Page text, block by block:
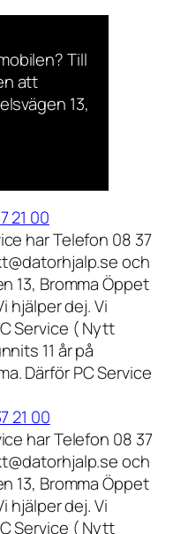
Till
att
13,
21 00
har Telefon 08 37
och
13, Bromma Öppet
hjälper dej. Vi
Service ( Nytt
11 år på
Därför PC Service
21 00
har Telefon 08 37
och
13, Bromma Öppet
hjälper dej. Vi
Service ( Nytt